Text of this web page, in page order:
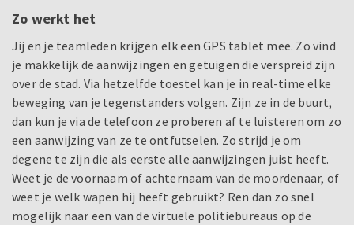
Zo werkt het
Jij en je teamleden krijgen elk een GPS tablet mee. Zo vind
je makkelijk de aanwijzingen en getuigen die verspreid zijn
over de stad. Via hetzelfde toestel kan je in real-time elke
beweging van je tegenstanders volgen. Zijn ze in de buurt,
dan kun je via de telefoon ze proberen af te luisteren om zo
een aanwijzing van ze te ontfutselen. Zo strijd je om
degene te zijn die als eerste alle aanwijzingen juist heeft.
Weet je de voornaam of achternaam van de moordenaar, of
weet je welk wapen hij heeft gebruikt? Ren dan zo snel
mogelijk naar een van de virtuele politiebureaus op de